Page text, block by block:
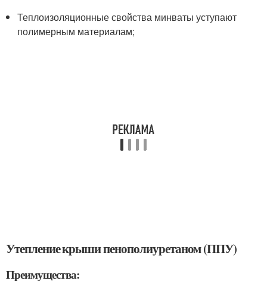
Теплоизоляционные свойства минваты уступают
полимерным материалам;
Утепление крыши пенополиуретаном (ППУ)
Преимущества: